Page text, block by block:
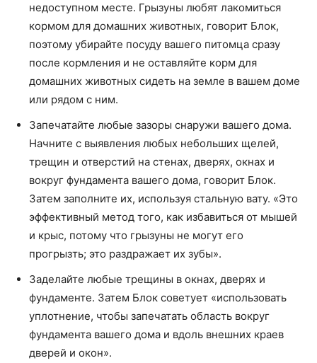
недоступном месте. Грызуны любят лакомиться
кормом для домашних животных, говорит Блок,
поэтому убирайте посуду вашего питомца сразу
после кормления и не оставляйте корм для
домашних животных сидеть на земле в вашем доме
или рядом с ним.
Запечатайте любые зазоры снаружи вашего дома.
Начните с выявления любых небольших щелей,
трещин и отверстий на стенах, дверях, окнах и
вокруг фундамента вашего дома, говорит Блок.
Затем заполните их, используя стальную вату. «Это
эффективный метод того, как избавиться от мышей
и крыс, потому что грызуны не могут его
прогрызть; это раздражает их зубы».
Заделайте любые трещины в окнах, дверях и
фундаменте. Затем Блок советует «использовать
уплотнение, чтобы запечатать область вокруг
фундамента вашего дома и вдоль внешних краев
дверей и окон».